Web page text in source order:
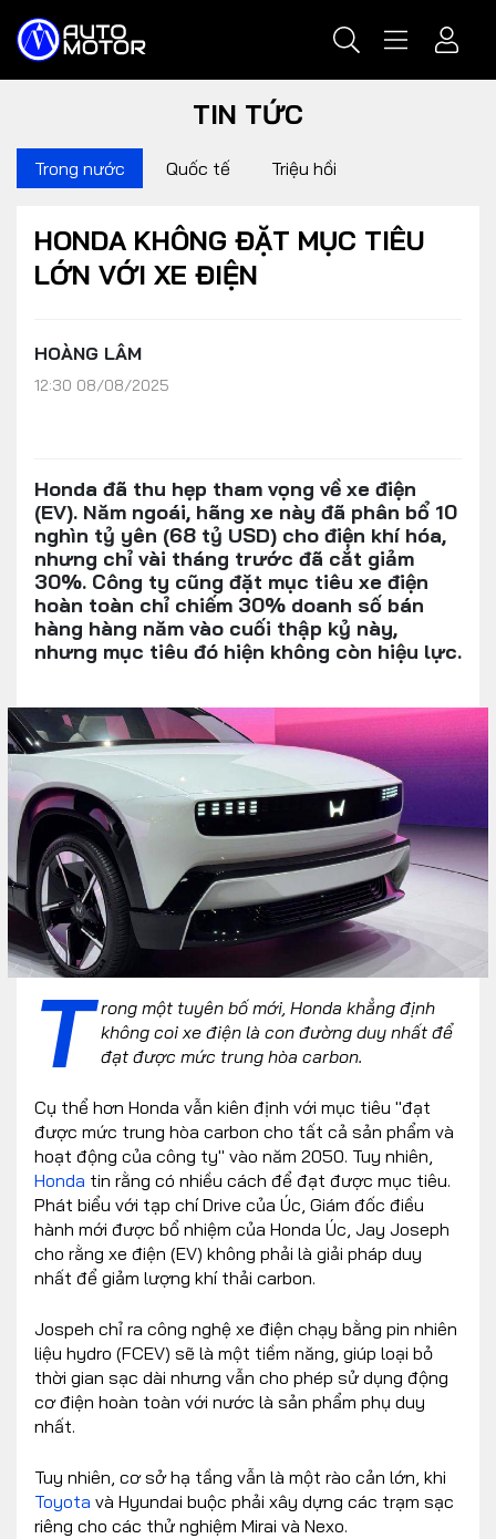
TIN TỨC
Trong nước Quốc tế Triệu hồi
HONDA KHÔNG ĐẶT MỤC TIÊU
LỚN VỚI XE ĐIỆN
HOÀNG LÂM
12:30 08/08/2025
Honda đã thu hẹp tham vọng về xe điện
(EV). Năm ngoái, hãng xe này đã phân bổ 10
nghìn tỷ yên (68 tỷ USD) cho điện khí hóa,
nhưng chỉ vài tháng trước đã cắt giảm
30%. Công ty cũng đặt mục tiêu xe điện
hoàn toàn chỉ chiếm 30% doanh số bán
hàng hàng năm vào cuối thập kỷ này,
nhưng mục tiêu đó hiện không còn hiệu lực.
T rong một tuyên bố mới, Honda khẳng định
không coi xe điện là con đường duy nhất để
đạt được mức trung hòa carbon.
Cụ thể hơn Honda vẫn kiên định với mục tiêu "đạt
được mức trung hòa carbon cho tất cả sản phẩm và
hoạt động của công ty" vào năm 2050. Tuy nhiên,
Honda tin rằng có nhiều cách để đạt được mục tiêu.
Phát biểu với tạp chí Drive của Úc, Giám đốc điều
hành mới được bổ nhiệm của Honda Úc, Jay Joseph
cho rằng xe điện (EV) không phải là giải pháp duy
nhất để giảm lượng khí thải carbon.
Jospeh chỉ ra công nghệ xe điện chạy bằng pin nhiên
liệu hydro (FCEV) sẽ là một tiềm năng, giúp loại bỏ
thời gian sạc dài nhưng vẫn cho phép sử dụng động
cơ điện hoàn toàn với nước là sản phẩm phụ duy
nhất.
Tuy nhiên, cơ sở hạ tầng vẫn là một rào cản lớn, khi
Toyota và Hyundai buộc phải xây dựng các trạm sạc
riêng cho các thử nghiệm Mirai và Nexo.